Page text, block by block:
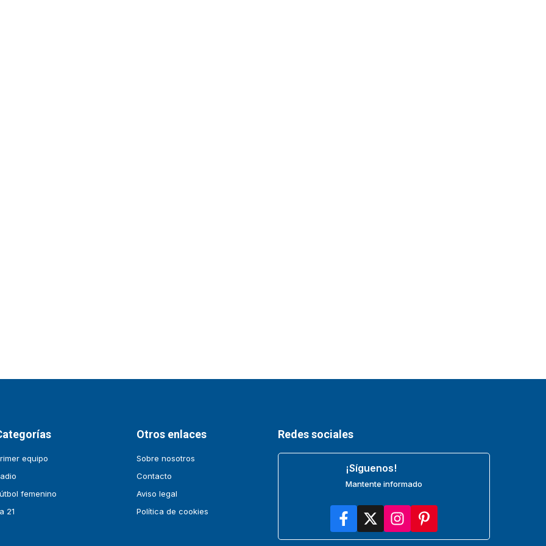
equipo
femenino
21
Otros enlaces
Sobre nosotros
Contacto
Aviso legal
Política de cookies
Redes sociales
¡Síguenos!
Mantente informado